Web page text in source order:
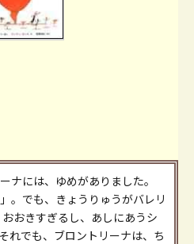
ナには、ゆめがありました。
。でも、きょうりゅうがバレリ
おきすぎるし、あしにあうシ
れでも、ブロントリーナは、ち